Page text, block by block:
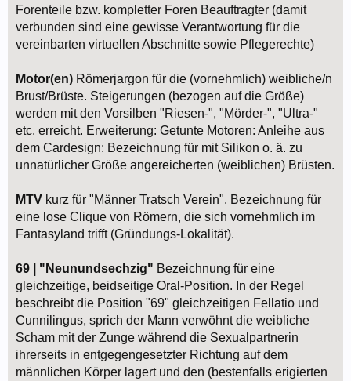
Forenteile bzw. kompletter Foren Beauftragter (damit
verbunden sind eine gewisse Verantwortung für die
vereinbarten virtuellen Abschnitte sowie Pflegerechte)
Motor(en) Römerjargon für die (vornehmlich) weibliche/n
Brust/Brüste. Steigerungen (bezogen auf die Größe)
werden mit den Vorsilben "Riesen-", "Mörder-", "Ultra-"
etc. erreicht. Erweiterung: Getunte Motoren: Anleihe aus
dem Cardesign: Bezeichnung für mit Silikon o. ä. zu
unnatürlicher Größe angereicherten (weiblichen) Brüsten.
MTV kurz für "Männer Tratsch Verein". Bezeichnung für
eine lose Clique von Römern, die sich vornehmlich im
Fantasyland trifft (Gründungs-Lokalität).
69 | "Neunundsechzig" Bezeichnung für eine
gleichzeitige, beidseitige Oral-Position. In der Regel
beschreibt die Position "69" gleichzeitigen Fellatio und
Cunnilingus, sprich der Mann verwöhnt die weibliche
Scham mit der Zunge während die Sexualpartnerin
ihrerseits in entgegengesetzter Richtung auf dem
männlichen Körper lagert und den (bestenfalls erigierten